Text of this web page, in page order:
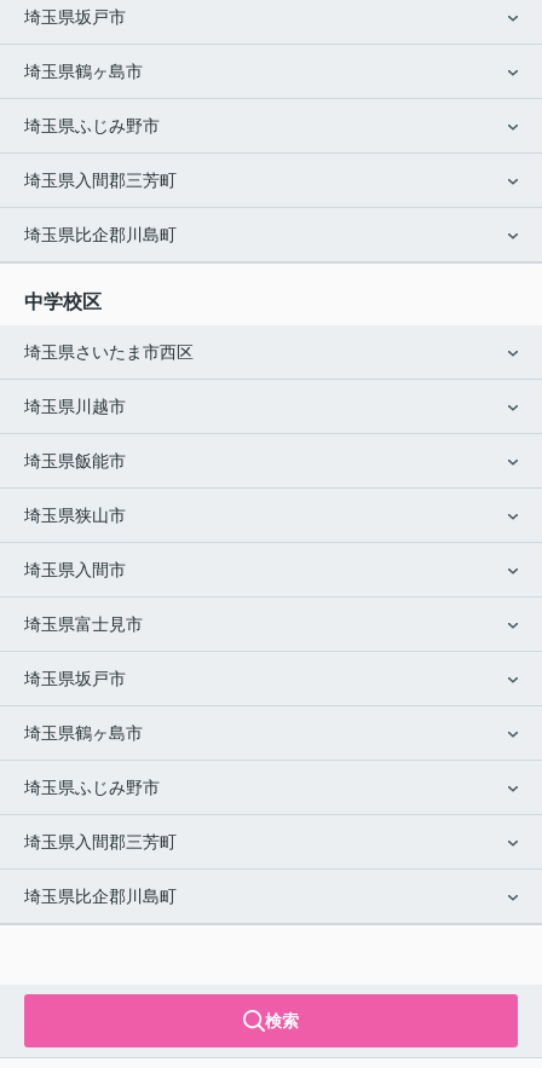
埼玉県坂戸市
埼玉県鶴ヶ島市
埼玉県ふじみ野市
埼玉県入間郡三芳町
埼玉県比企郡川島町
中学校区
埼玉県さいたま市西区
埼玉県川越市
埼玉県飯能市
埼玉県狭山市
埼玉県入間市
埼玉県富士見市
埼玉県坂戸市
埼玉県鶴ヶ島市
埼玉県ふじみ野市
埼玉県入間郡三芳町
埼玉県比企郡川島町
検索